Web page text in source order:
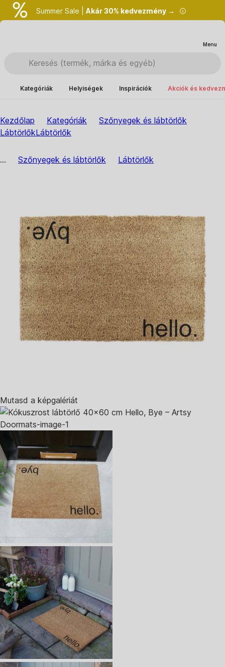
Summer Sale | Akár 30% kedvezmény →
Menu
Kategóriák Helyiségek Inspirációk Akciók és
Kezdőlap Kategóriák
Szőnyegek és lábtörlők
LábtörlőkLábtörlők
... Szőnyegek és lábtörlők Lábtörlők
Mutasd a képgalériát